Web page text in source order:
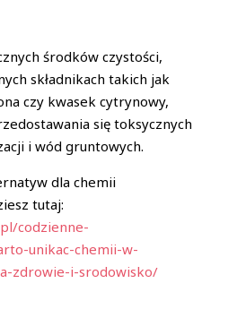
środków czystości,
składnikach takich jak
czy kwasek cytrynowy,
się toksycznych
i wód gruntowych.
dla chemii
tutaj:
codzienne-
unikac-chemii-w-
zdrowie-i-srodowisko/